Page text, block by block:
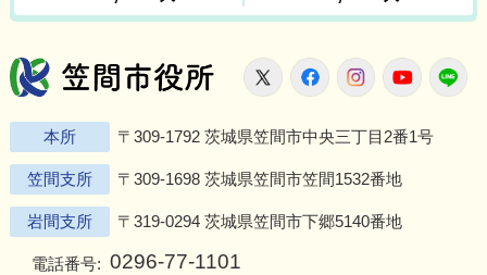
笠間市役所
X FacebookInstagram
本所 〒309-1792 茨城県笠間市中央三丁目2番1号
笠間支所 〒309-1698 茨城県笠間市笠間1532番地
岩間支所 〒319-0294 茨城県笠間市下郷5140番地
電話番号: 0296-77-1101